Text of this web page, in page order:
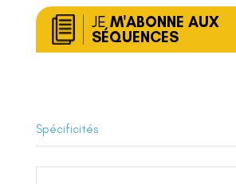
JE M'ABONNE AUX
SÉQUENCES
Spécificités